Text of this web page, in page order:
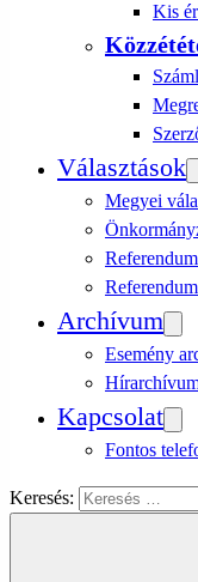
Kis
Választások
Megyei
Archívum
Esemény
Kapcsolat
Fontos
Keresés: